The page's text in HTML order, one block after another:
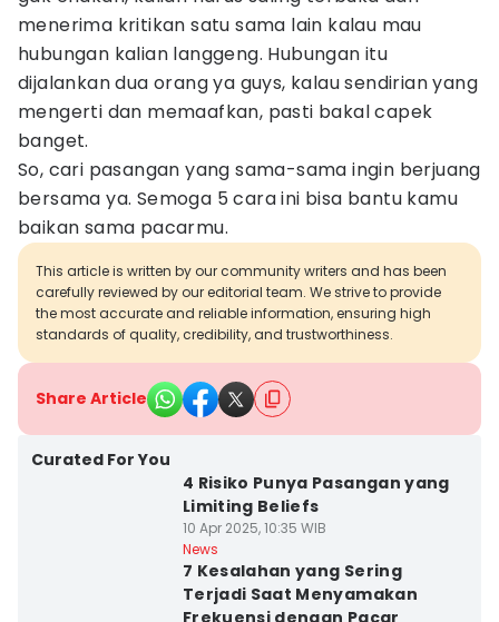
menerima kritikan satu sama lain kalau mau
hubungan kalian langgeng. Hubungan itu
dijalankan dua orang ya guys, kalau sendirian yang
mengerti dan memaafkan, pasti bakal capek
banget.
So, cari pasangan yang sama-sama ingin berjuang
bersama ya. Semoga 5 cara ini bisa bantu kamu
baikan sama pacarmu.
This article is written by our community writers and has been
carefully reviewed by our editorial team. We strive to provide
the most accurate and reliable information, ensuring high
standards of quality, credibility, and trustworthiness.
Share Article
Curated For You
4 Risiko Punya Pasangan yang
Limiting Beliefs
10 Apr 2025, 10:35 WIB
News
7 Kesalahan yang Sering
Terjadi Saat Menyamakan
Frekuensi dengan Pacar